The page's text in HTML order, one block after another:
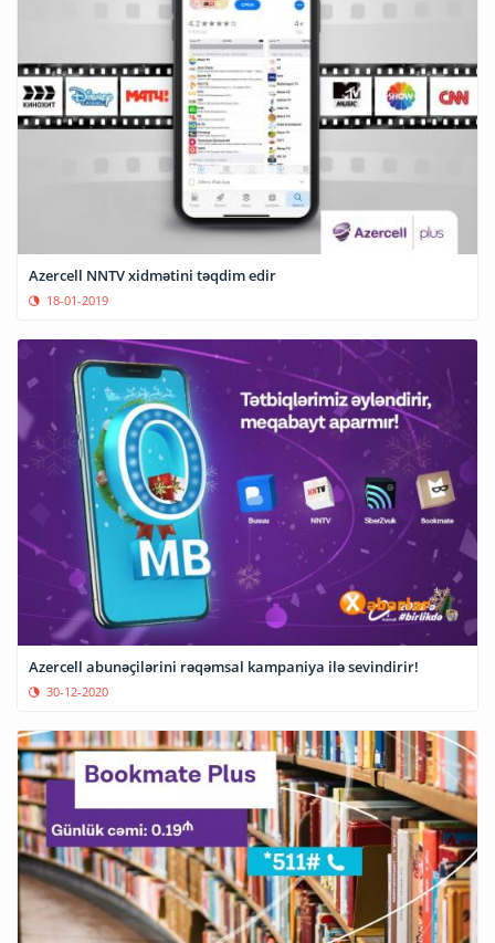
Azercell NNTV xidmətini təqdim edir
18-01-2019
Azercell abunəçilərini rəqəmsal kampaniya ilə sevindirir!
30-12-2020